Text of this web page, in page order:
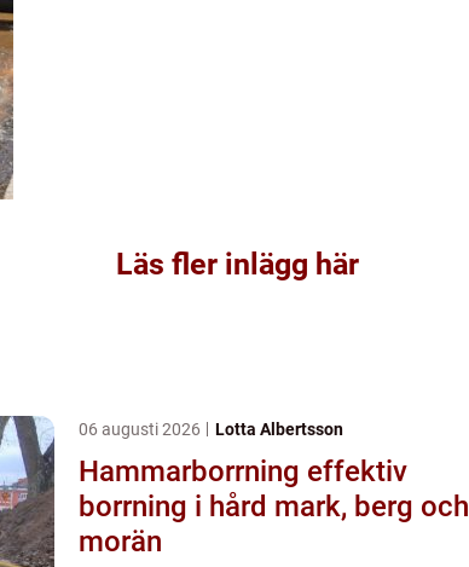
Läs fler inlägg här
06 augusti 2026 Lotta Albertsson
Hammarborrning effektiv
borrning i hård mark, berg och
morän